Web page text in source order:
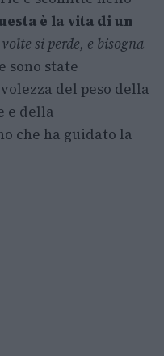
è la vita di un
si perde, e bisogna
sono state
del peso della
e della
che ha guidato la